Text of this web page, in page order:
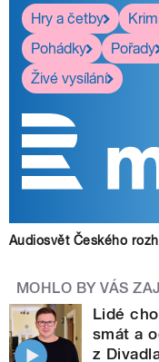
Hry a četby
Pohádky
Pořady
Živé vysílání
Audiosvět Českého
MOHLO BY VÁS
Lidé
smát a
z